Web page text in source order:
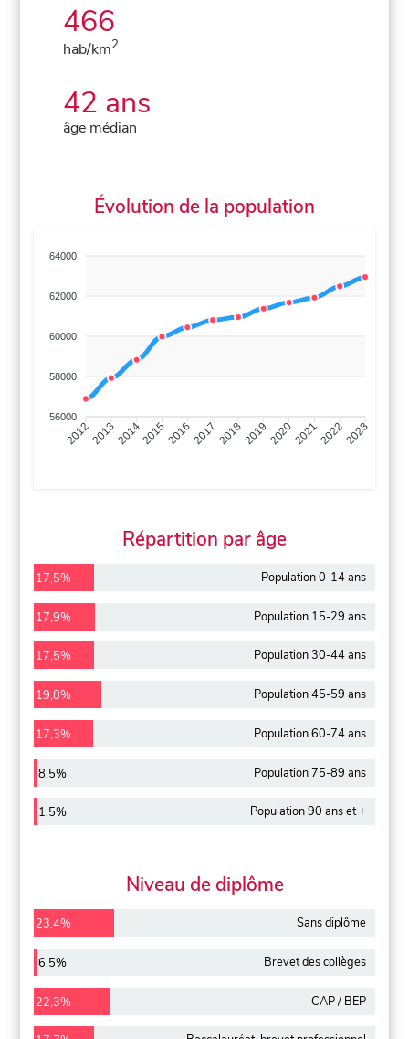
466
hab/km2
42 ans
âge médian
Évolution de la population
64000
62000
60000
58000
56000
201220132014201520162017 201820192020202120222023
Répartition par âge
17,5% Population 0-14 ans
17,9% Population 15-29 ans
17,5% Population 30-44 ans
19,8% Population 45-59 ans
17,3% Population 60-74 ans
8,5% Population 75-89 ans
1,5% Population 90 ans et +
Niveau de diplôme
23,4% Sans diplôme
6,5% Brevet des collèges
22,3% CAP / BEP